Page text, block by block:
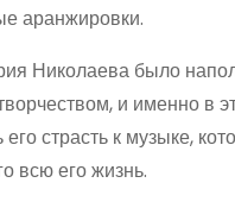
аранжировки.
Николаева было
и именно в
страсть к музыке,
всю его жизнь.